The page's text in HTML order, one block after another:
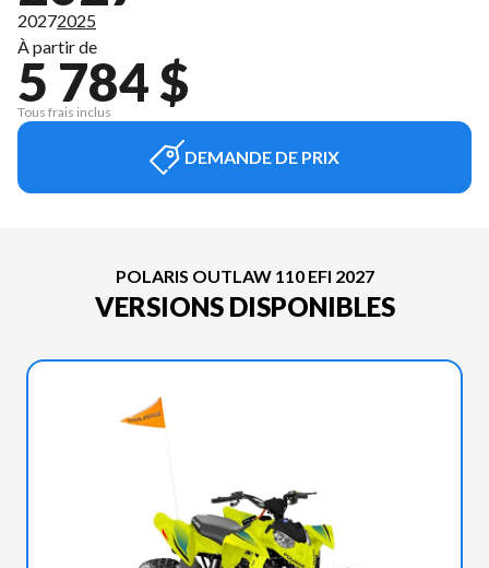
20272025
À partir de
5 784 $
Tous frais inclus
DEMANDE DE PRIX
POLARIS OUTLAW 110 EFI 2027
VERSIONS DISPONIBLES